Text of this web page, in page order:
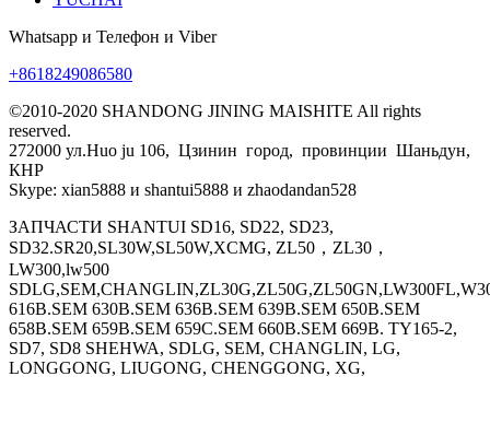
Whatsapp и Телефон и Viber
+8618249086580
©2010-2020 SHANDONG JINING MAISHITE All rights
reserved.
272000 ул.Huo ju 106, Цзинин город, провинции Шаньдун,
КНР
Skype: xian5888 и shantui5888 и zhaodandan528
ЗАПЧАСТИ SHANTUI SD16, SD22, SD23,
SD32.SR20,SL30W,SL50W,XCMG, ZL50，ZL30，
LW300,lw500
616B.SEM 630B.SEM 636B.SEM 639B.SEM 650B.SEM
658B.SEM 659B.SEM 659C.SEM 660B.SEM 669B. TY165-2,
SD7, SD8 SHEHWA, SDLG, SEM, CHANGLIN, LG,
LONGGONG, LIUGONG, CHENGGONG, XG,